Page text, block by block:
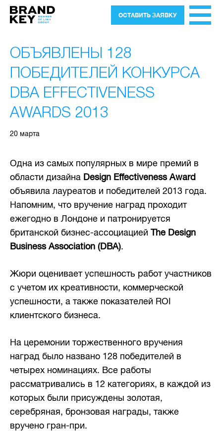
ОСТАВИТЬ ЗАЯВКУ
ОБЪЯВЛЕНЫ 128
ПОБЕДИТЕЛЕЙ КОНКУРСА
DBA EFFECTIVENESS
AWARDS 2013
20 марта
Одна из самых популярных в мире премий в
области дизайна Design Effectiveness Award
объявила лауреатов и победителей 2013 года.
Напомним, что вручение наград проходит
ежегодно в Лондоне и патронируется
британской бизнес-ассоциацией The Design
Business Association (DBA).
Жюри оценивает успешность работ участников
с учетом их креативности, коммерческой
успешности, а также показателей ROI
клиентского бизнеса.
На церемонии торжественного вручения
наград было названо 128 победителей в
четырех номинациях. Все работы
рассматривались в 12 категориях, в каждой из
которых были присуждены золотая,
серебряная, бронзовая награды, также
вручено гран-при.